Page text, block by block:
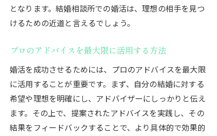
となります。結婚相談所での婚活は、理想の相手を見つ
けるための近道と言えるでしょう。
プロのアドバイスを最大限に活用する方法
婚活を成功させるためには、プロのアドバイスを最大限
に活用することが重要です。まず、自分の結婚に対する
希望や理想を明確にし、アドバイザーにしっかりと伝え
ます。その上で、提案されたアドバイスを実践し、その
結果をフィードバックすることで、より具体的で効果的